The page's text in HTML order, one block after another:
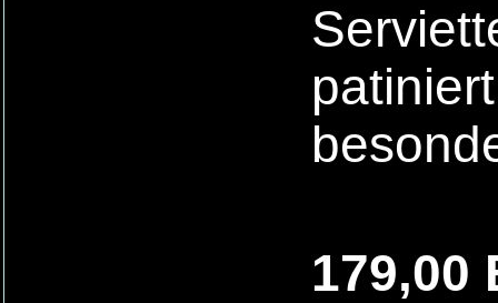
179,00